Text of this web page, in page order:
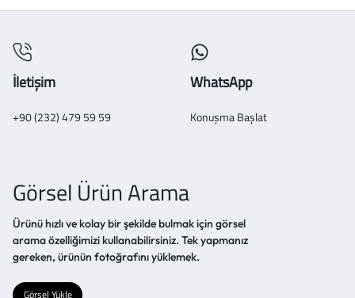
İletişim
+90 (232) 479 59 59
WhatsApp
Konuşma Başlat
Görsel Ürün Arama
Ürünü hızlı ve kolay bir şekilde bulmak için görsel
arama özelliğimizi kullanabilirsiniz. Tek yapmanız
gereken, ürünün fotoğrafını yüklemek.
Görsel Yükle